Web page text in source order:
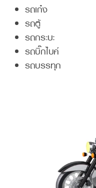
รถเก๋ง
รถตู้
รถกระบะ
รถบิ๊กไบค์
รถบรรทุก